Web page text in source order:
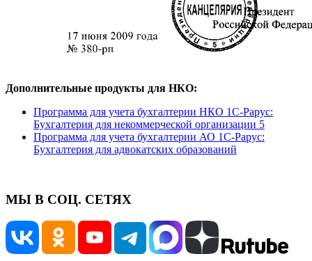
Дополнительные продукты для НКО:
Программа для учета бухгалтерии НКО 1С-Рарус:
Бухгалтерия для некоммерческой организации 5
Программа для учета бухгалтерии АО 1С-Рарус:
Бухгалтерия для адвокатских образований
МЫ В СОЦ. СЕТЯХ